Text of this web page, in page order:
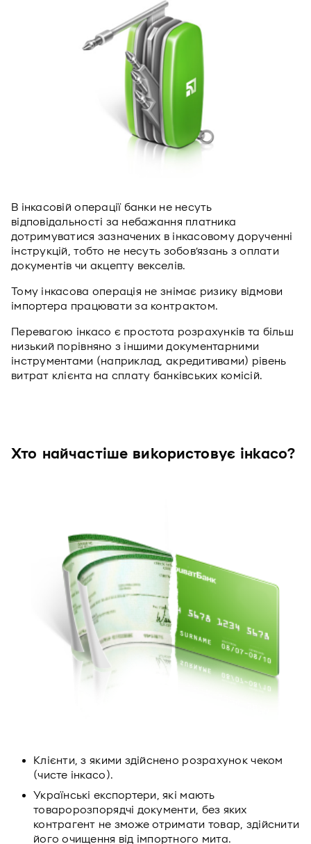
В інкасовій операції банки не несуть
відповідальності за небажання платника
дотримуватися зазначених в інкасовому дорученні
інструкцій, тобто не несуть зобов’язань з оплати
документів чи акцепту векселів.
Тому інкасова операція не знімає ризику відмови
імпортера працювати за контрактом.
Перевагою інкасо є простота розрахунків та більш
низький порівняно з іншими документарними
інструментами (наприклад, акредитивами) рівень
витрат клієнта на сплату банківських комісій.
Хто найчастіше використовує інкасо?
Клієнти, з якими здійснено розрахунок чеком
(чисте інкасо).
Українські експортери, які мають
товаророзпорядчі документи, без яких
контрагент не зможе отримати товар, здійснити
його очищення від імпортного мита.